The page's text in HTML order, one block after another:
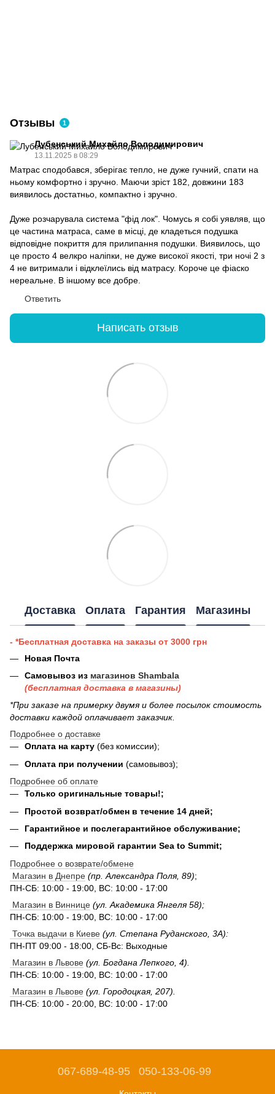
Отзывы 1
Лубенський Михайло Володимирович
13.11.2025 в 08:29
Матрас сподобався, зберігає тепло, не дуже гучний, спати на
ньому комфортно і зручно. Маючи зріст 182, довжини 183
виявилось достатньо, компактно і зручно.
Дуже розчарувала система "фід лок". Чомусь я собі уявляв, що
це частина матраса, саме в місці, де кладеться подушка
відповідне покриття для прилипання подушки. Виявилось, що
це просто 4 велкро наліпки, не дуже високої якості, три ночі 2 з
4 не витримали і відклеїлись від матрасу. Короче це фіаско
нереальне. В іншому все добре.
Ответить
Написать отзыв
Доставка Оплата Гарантия Магазины
- *Бесплатная доставка на заказы от 3000 грн
Новая Почта
Самовывоз из магазинов Shambala
(бесплатная доставка в магазины)
*При заказе на примерку двумя и более посылок стоимость
доставки каждой оплачивает заказчик.
Подробнее о доставке
Оплата на карту (без комиссии);
Оплата при получении (самовывоз);
Подробнее об оплате
Только оригинальные товары!;
Простой возврат/обмен в течение 14 дней;
Гарантийное и послегарантийное обслуживание;
Поддержка мировой гарантии Sea to Summit;
Подробнее о возврате/обмене
Магазин в Днепре (пр. Александра Поля, 89);
ПН-СБ: 10:00 - 19:00, ВС: 10:00 - 17:00
Магазин в Виннице (ул. Академика Янгеля 58);
ПН-СБ: 10:00 - 19:00, ВС: 10:00 - 17:00
Точка выдачи в Киеве (ул. Степана Руданского, 3А):
ПН-ПТ 09:00 - 18:00, СБ-Вс: Выходные
Магазин в Львове (ул. Богдана Лепкого, 4).
ПН-СБ: 10:00 - 19:00, ВС: 10:00 - 17:00
Магазин в Львове (ул. Городоцкая, 207).
ПН-СБ: 10:00 - 20:00, ВС: 10:00 - 17:00
067-689-48-95 050-133-06-99